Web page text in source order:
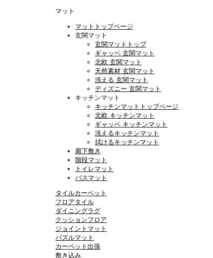
マット
マットトップページ
玄関マット
玄関マットトップ
ギャッベ 玄関マット
北欧 玄関マット
天然素材 玄関マット
洗える 玄関マット
ディズニー 玄関マット
キッチンマット
キッチンマットトップページ
北欧 キッチンマット
ギャッベ キッチンマット
洗えるキッチンマット
拭けるキッチンマット
廊下敷き
階段マット
トイレマット
バスマット
タイルカーペット
フロアタイル
ダイニングラグ
クッションフロア
ジョイントマット
パズルマット
カーペット出張
敷き込み